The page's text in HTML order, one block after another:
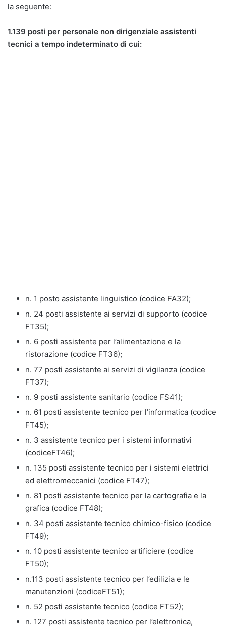
la seguente:
1.139 posti per personale non dirigenziale assistenti
tecnici a tempo indeterminato di cui:
n. 1 posto assistente linguistico (codice FA32);
n. 24 posti assistente ai servizi di supporto (codice
FT35);
n. 6 posti assistente per l’alimentazione e la
ristorazione (codice FT36);
n. 77 posti assistente ai servizi di vigilanza (codice
FT37);
n. 9 posti assistente sanitario (codice FS41);
n. 61 posti assistente tecnico per l’informatica (codice
FT45);
n. 3 assistente tecnico per i sistemi informativi
(codiceFT46);
n. 135 posti assistente tecnico per i sistemi elettrici
ed elettromeccanici (codice FT47);
n. 81 posti assistente tecnico per la cartografia e la
grafica (codice FT48);
n. 34 posti assistente tecnico chimico-fisico (codice
FT49);
n. 10 posti assistente tecnico artificiere (codice
FT50);
n.113 posti assistente tecnico per l’edilizia e le
manutenzioni (codiceFT51);
n. 52 posti assistente tecnico (codice FT52);
n. 127 posti assistente tecnico per l’elettronica,